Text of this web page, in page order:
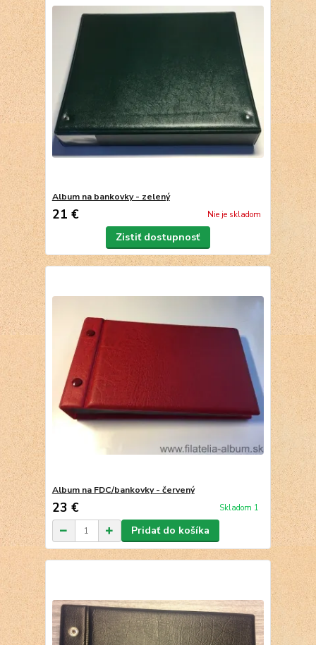
Album na bankovky - zelený
21 € Nie je skladom
Zistiť dostupnosť
Album na FDC/bankovky - červený
23 € Skladom 1
Pridať do košíka